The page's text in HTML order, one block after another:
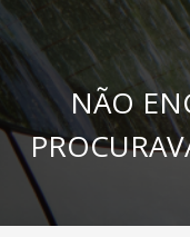
NÃO